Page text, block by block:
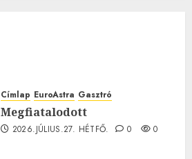
Címlap EuroAstra Gasztró
Megfiatalodott
2026.JÚLIUS.27. HÉTFŐ. 0 0